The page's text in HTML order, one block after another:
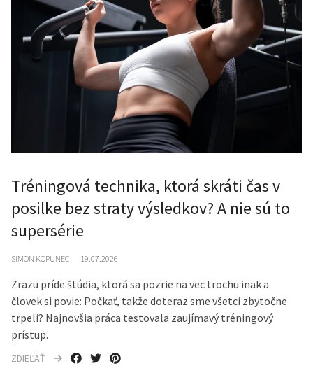
Tréningová technika, ktorá skráti čas v
posilke bez straty výsledkov? A nie sú to
supersérie
SIMON KOPUNEC 19.07.2026
Zrazu príde štúdia, ktorá sa pozrie na vec trochu inak a
človek si povie: Počkať, takže doteraz sme všetci zbytočne
trpeli? Najnovšia práca testovala zaujímavý tréningový
prístup.
ZDIEĽAŤ